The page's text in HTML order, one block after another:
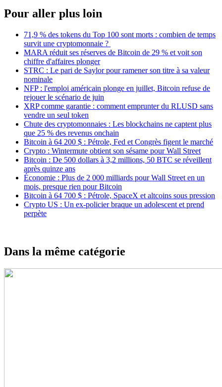
Pour aller plus loin
71,9 % des tokens du Top 100 sont morts : combien de temps
survit une cryptomonnaie ?
MARA réduit ses réserves de Bitcoin de 29 % et voit son
chiffre d'affaires plonger
STRC : Le pari de Saylor pour ramener son titre à sa valeur
nominale
NFP : l'emploi américain plonge en juillet, Bitcoin refuse de
rejouer le scénario de juin
XRP comme garantie : comment emprunter du RLUSD sans
vendre un seul token
Chute des cryptomonnaies : Les blockchains ne captent plus
que 25 % des revenus onchain
Bitcoin à 64 200 $ : Pétrole, Fed et Congrès figent le marché
Crypto : Wintermute obtient son sésame pour Wall Street
Bitcoin : De 500 dollars à 3,2 millions, 50 BTC se réveillent
après quinze ans
Économie : Plus de 2 000 milliards pour Wall Street en un
mois, presque rien pour Bitcoin
Bitcoin à 64 700 $ : Pétrole, SpaceX et altcoins sous pression
Crypto US : Un ex-policier braque un adolescent et prend
perpète
Dans la même catégorie